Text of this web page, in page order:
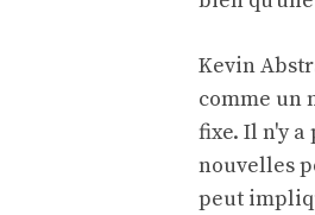
Kevin
comme un
fixe. Il n'y
nouvelles
peut